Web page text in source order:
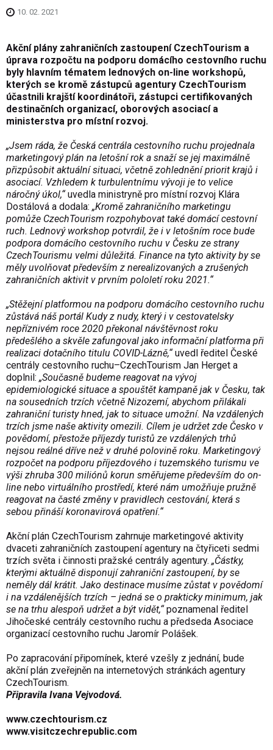
10. 02. 2021
Akční plány zahraničních zastoupení CzechTourism a
úprava rozpočtu na podporu domácího cestovního ruchu
byly hlavním tématem lednových on-line workshopů,
kterých se kromě zástupců agentury CzechTourism
účastnili krajští koordinátoři, zástupci certifikovaných
destinačních organizací, oborových asociací a
ministerstva pro místní rozvoj.
„Jsem ráda, že Česká centrála cestovního ruchu projednala
marketingový plán na letošní rok a snaží se jej maximálně
přizpůsobit aktuální situaci, včetně zohlednění priorit krajů i
asociací. Vzhledem k turbulentnímu vývoji je to velice
náročný úkol,“ uvedla ministryně pro místní rozvoj Klára
Dostálová a dodala: „Kromě zahraničního marketingu
pomůže CzechTourism rozpohybovat také domácí cestovní
ruch. Lednový workshop potvrdil, že i v letošním roce bude
podpora domácího cestovního ruchu v Česku ze strany
CzechTourismu velmi důležitá. Finance na tyto aktivity by se
měly uvolňovat především z nerealizovaných a zrušených
zahraničních aktivit v prvním pololetí roku 2021.“
„Stěžejní platformou na podporu domácího cestovního ruchu
zůstává náš portál Kudy z nudy, který i v cestovatelsky
nepříznivém roce 2020 překonal návštěvnost roku
předešlého a skvěle zafungoval jako informační platforma při
realizaci dotačního titulu COVID-Lázně,“ uvedl ředitel České
centrály cestovního ruchu–CzechTourism Jan Herget a
doplnil: „Současně budeme reagovat na vývoj
epidemiologické situace a spouštět kampaně jak v Česku, tak
na sousedních trzích včetně Nizozemí, abychom přilákali
zahraniční turisty hned, jak to situace umožní. Na vzdálených
trzích jsme naše aktivity omezili. Cílem je udržet zde Česko v
povědomí, přestože příjezdy turistů ze vzdálených trhů
nejsou reálné dříve než v druhé polovině roku. Marketingový
rozpočet na podporu příjezdového i tuzemského turismu ve
výši zhruba 300 miliónů korun směřujeme především do on-
line nebo virtuálního prostředí, které nám umožňuje pružně
reagovat na časté změny v pravidlech cestování, která s
sebou přináší koronavirová opatření.“
Akční plán CzechTourism zahrnuje marketingové aktivity
dvaceti zahraničních zastoupení agentury na čtyřiceti sedmi
trzích světa i činnosti pražské centrály agentury. „Částky,
kterými aktuálně disponují zahraniční zastoupení, by se
neměly dál krátit. Jako destinace musíme zůstat v povědomí
i na vzdálenějších trzích – jedná se o prakticky minimum, jak
se na trhu alespoň udržet a být vidět,“ poznamenal ředitel
Jihočeské centrály cestovního ruchu a předseda Asociace
organizací cestovního ruchu Jaromír Polášek.
Po zapracování připomínek, které vzešly z jednání, bude
akční plán zveřejněn na internetových stránkách agentury
CzechTourism.
Připravila Ivana Vejvodová.
www.czechtourism.cz
www.visitczechrepublic.com